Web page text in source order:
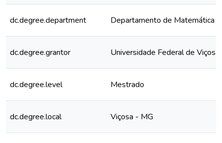
dc.degree.department Departamento de Matemática
dc.degree.grantor Universidade Federal de Viçosa
dc.degree.level Mestrado
dc.degree.local Viçosa - MG